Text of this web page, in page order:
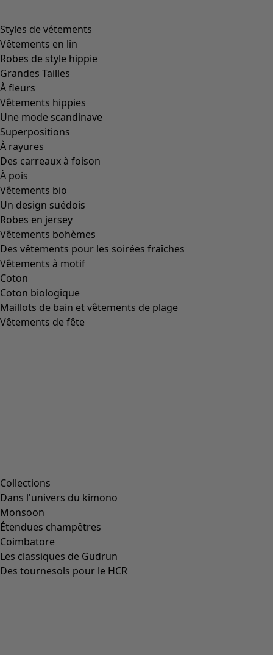
Styles de vétements
Vêtements en lin
Robes de style hippie
Grandes Tailles
À fleurs
Vêtements hippies
Une mode scandinave
Superpositions
À rayures
Des carreaux à foison
À pois
Vêtements bio
Un design suédois
Robes en jersey
Vêtements bohèmes
Des vêtements pour les soirées fraîches
Vêtements à motif
Coton
Coton biologique
Maillots de bain et vêtements de plage
Vêtements de fête
Collections
Dans l'univers du kimono
Monsoon
Étendues champêtres
Coimbatore
Les classiques de Gudrun
Des tournesols pour le HCR